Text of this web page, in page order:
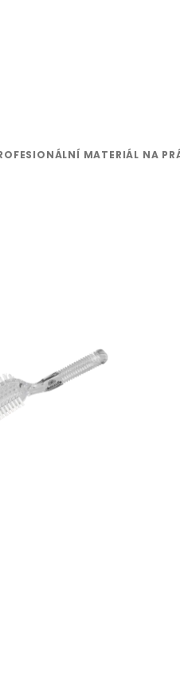
MATERIÁL NA